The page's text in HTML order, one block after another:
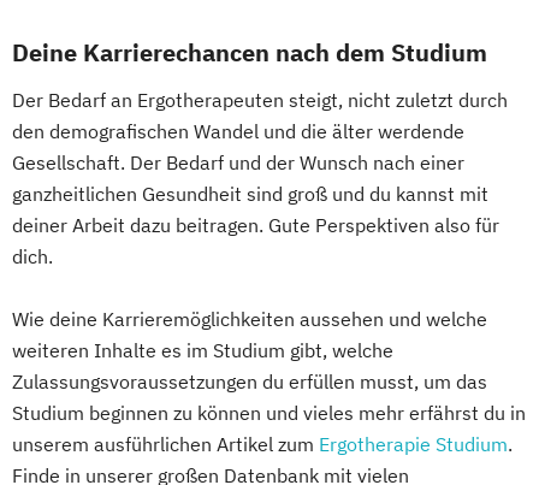
Produktmarketing & Projektmanagement
Lehrende des Exekutivdienstes
Radiologietechnologie
technisches Energiemanagement
Strategisches Marketing &
Kampagnenmanagement
Strategisches Sicherheitsmanagement
Sustainable Finance & Digital
Transformation (EN)
Deine Karrierechancen nach dem Studium
Der Bedarf an Ergotherapeuten steigt, nicht zuletzt durch
den demografischen Wandel und die älter werdende
Gesellschaft. Der Bedarf und der Wunsch nach einer
ganzheitlichen Gesundheit sind groß und du kannst mit
deiner Arbeit dazu beitragen. Gute Perspektiven also für
dich.
Wie deine Karrieremöglichkeiten aussehen und welche
weiteren Inhalte es im Studium gibt, welche
Zulassungsvoraussetzungen du erfüllen musst, um das
Studium beginnen zu können und vieles mehr erfährst du in
unserem ausführlichen Artikel zum Ergotherapie Studium.
Finde in unserer großen Datenbank mit vielen